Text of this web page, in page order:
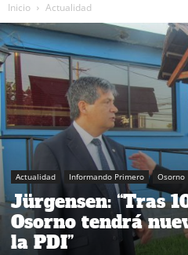
Inicio Actualidad
Actualidad Informando Primero Osorno
Jürgensen: “Tras
Osorno tendrá
la PDI”